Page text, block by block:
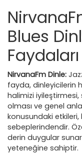
Blues
Faydaları
NirvanaFm Dinle:
fayda, dinleyicilerin
halimizi iyileştirmesi,
olması ve genel
konusundaki
sebeplerindendir.
derin duygular
yeteneğine sahiptir.